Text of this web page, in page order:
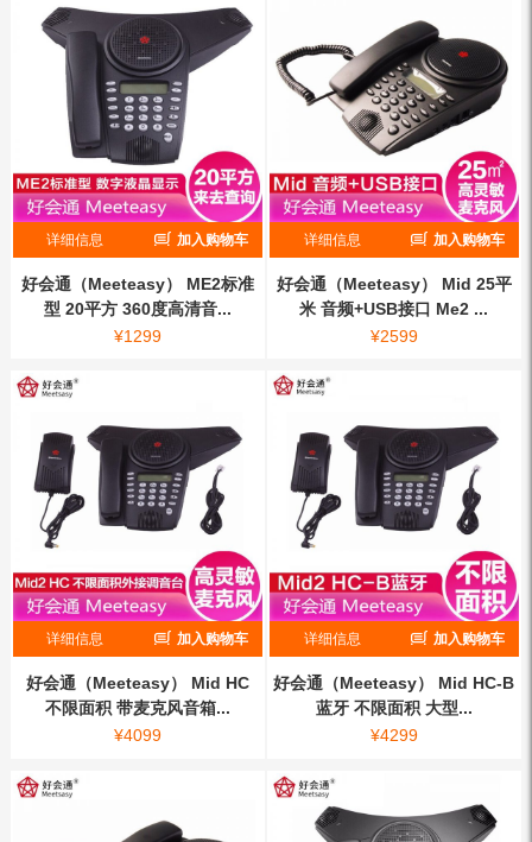
详细信息 加入购物车
好会通（Meeteasy） ME2标准
型 20平方 360度高清音...
¥1299
详细信息 加入购物车
好会通（Meeteasy） Mid 25平
米 音频+USB接口 Me2 ...
¥2599
详细信息 加入购物车
好会通（Meeteasy） Mid HC
不限面积 带麦克风音箱...
¥4099
详细信息 加入购物车
好会通（Meeteasy） Mid HC-B
蓝牙 不限面积 大型...
¥4299